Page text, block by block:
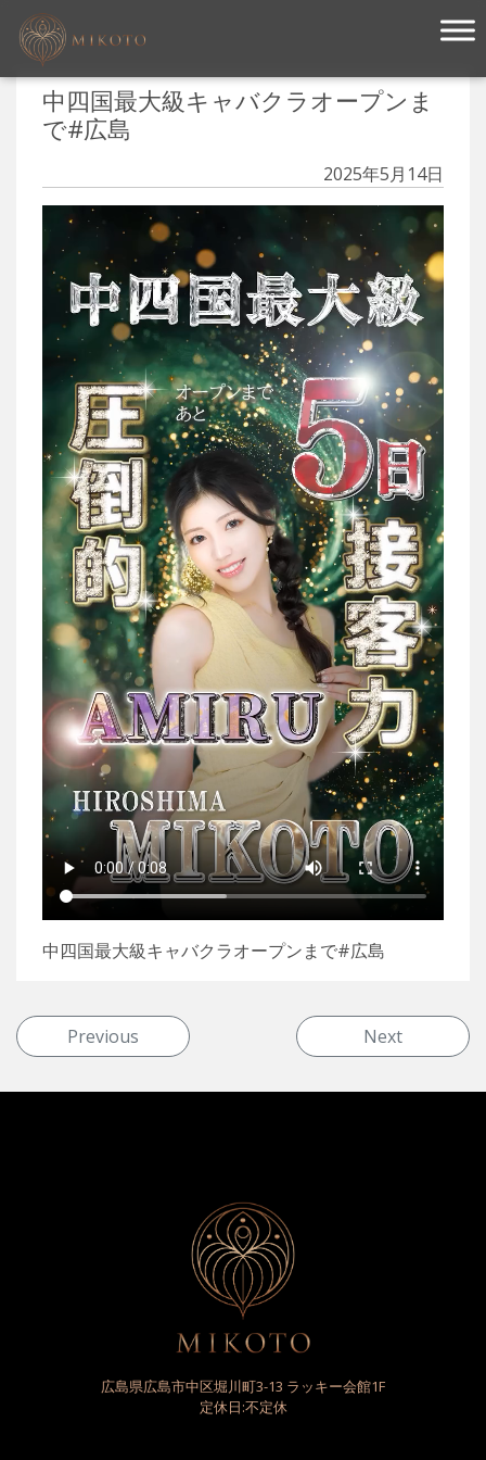
メインナビゲーション
中四国最大級キャバクラオープンま
で#広島
2025年5月14日
中四国最大級キャバクラオープンまで#広島
投稿ナビゲーション
Previous Next
広島県広島市中区堀川町3-13 ラッキー会館1F
定休日:不定休